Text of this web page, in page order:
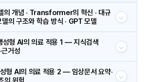
의 개념 · Transformer의 혁신 · 대규
의 구조와 학습 방식 · GPT 모델
성형 AI의 의료 적용 1 — 지식검색
거성
형 AI의 의료 적용 2 — 임상문서 요약·